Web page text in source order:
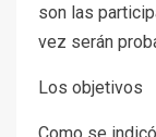
son las
vez serán
Los objetivos